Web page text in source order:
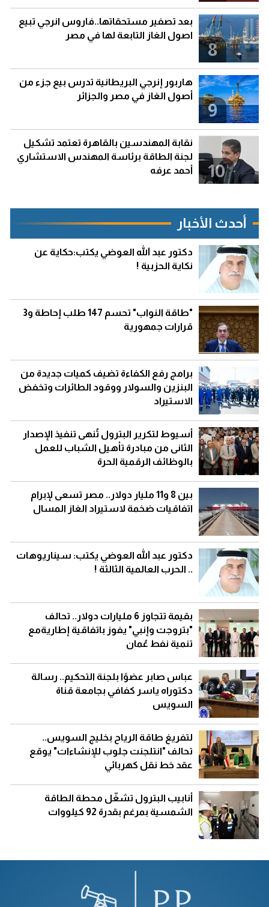
8
بعد تصفير مستحقاتها..فاروس انرجي تبيع
اصول الغاز التابعة لها في مصر
9
هاربور إنرجي البريطانية تدرس بيع جزء من
أصول الغاز في مصر والجزائر
10
نقابة المهندسين بالقاهرة تعتمد تشكيل
لجنة الطاقة برئاسة المهندس الاستشاري
أحمد عرفه
أحدث الأخبار
دكتور عبد الله العوضي يكتب:حكاية عن
نكاية الحزبية !
"طاقة النواب" تحسم 147 طلب إحاطة و3
قرارات جمهورية
برامج رفع الكفاءة تضيف كميات جديدة من
البنزين والسولار ووقود الطائرات وتخفض
الاستيراد
أسيوط لتكرير البترول تُنهى تنفيذ الإصدار
الثانى من مبادرة تأهيل الشباب للعمل
بالوظائف الرقمية الحرة
بين 8 و11 مليار دولار.. مصر تسعى لإبرام
اتفاقيات ضخمة لاستيراد الغاز المسال
دكتور عبد الله العوضي يكتب: سيناريوهات
.. الحرب العالمية الثالثة !
بقيمة تتجاوز 6 مليارات دولار.. تحالف
"بتروجت وإنبي" يفوز باتفاقية إطاريةمع
تنمية نفط عُمان
عباس صابر عضوًا بلجنة التحكيم.. رسالة
دكتوراه ياسر كفافي بجامعة قناة
السويس
لتفريغ طاقة الرياح بخليج السويس..
تحالف "انتلجنت جلوب للإنشاءات" يوقع
عقد خط نقل كهربائي
أنابيب البترول تشغّل محطة الطاقة
الشمسية بمرغم بقدرة 92 كيلووات